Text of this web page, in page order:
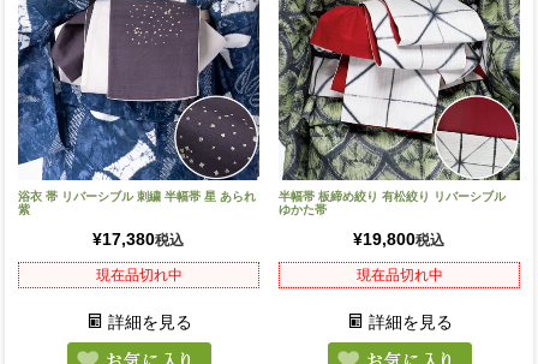
浴衣 帯 リバーシブル 刺繍 半幅帯 星 あられ
紫
¥17,380税込
現在品切れ中
詳細を見る
半幅帯 板締め絞り 有松絞り リバーシブル
ゆかた帯
¥19,800税込
現在品切れ中
詳細を見る